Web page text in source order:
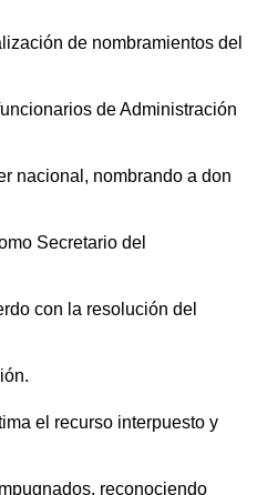
de nombramientos del
de Administración
nacional, nombrando a don
Secretario del
con la resolución del
el recurso interpuesto y
reconociendo